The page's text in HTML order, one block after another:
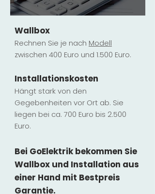
Wallbox
Rechnen Sie je nach Modell
zwischen 400 Euro und 1.500 Euro.
Installationskosten
Hängt stark von den
Gegebenheiten vor Ort ab. Sie
liegen bei ca. 700 Euro bis 2.500
Euro.
Bei GoElektrik bekommen Sie
Wallbox und Installation aus
einer Hand mit Bestpreis
Garantie.